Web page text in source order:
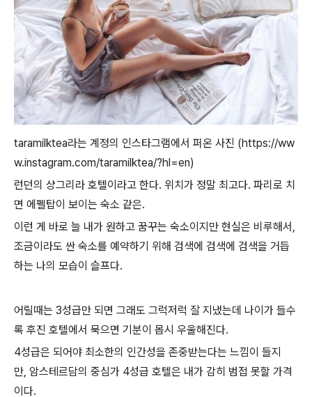
taramilktea라는 계정의 인스타그램에서 퍼온 사진 (https://ww
w.instagram.com/taramilktea/?hl=en)
런던의 샹그리라 호텔이라고 한다. 위치가 정말 최고다. 파리로 치
면 에펠탑이 보이는 숙소 같은.
이런 게 바로 늘 내가 원하고 꿈꾸는 숙소이지만 현실은 비루해서,
조금이라도 싼 숙소를 예약하기 위해 검색에 검색에 검색을 거듭
하는 나의 모습이 슬프다.
어릴때는 3성급만 되면 그래도 그럭저럭 잘 지냈는데 나이가 들수
록 후진 호텔에서 묵으면 기분이 몹시 우울해진다.
4성급은 되어야 최소한의 인간성을 존중받는다는 느낌이 들지
만, 암스테르담의 중심가 4성급 호텔은 내가 감히 범접 못할 가격
이다.